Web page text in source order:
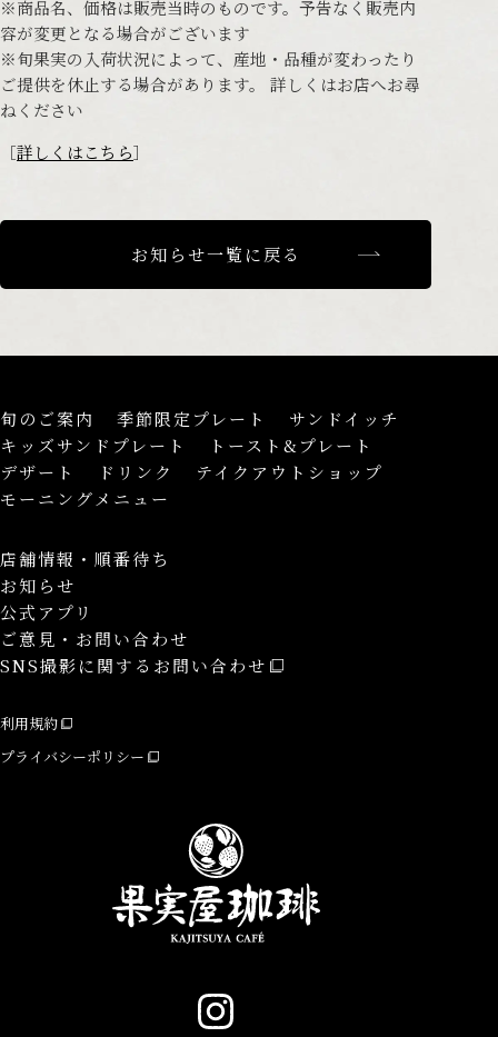
※商品名、価格は販売当時のものです。予告なく販売内
容が変更となる場合がございます
※旬果実の入荷状況によって、産地・品種が変わったり
ご提供を休止する場合があります。 詳しくはお店へお尋
ねください
［詳しくはこちら］
お知らせ一覧に戻る
旬のご案内 季節限定プレート
サンドイッチ
キッズサンドプレート
トースト&プレート
デザート
ドリンク
テイクアウトショップ
モーニングメニュー
店舗情報・順番待ち
お知らせ
公式アプリ
ご意見・お問い合わせ
SNS撮影に関するお問い合わせ
利用規約
プライバシーポリシー